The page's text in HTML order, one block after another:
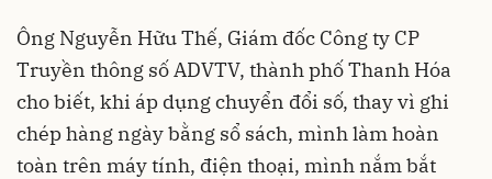
Ông Nguyễn Hữu Thế, Giám đốc Công ty CP
Truyền thông số ADVTV, thành phố Thanh Hóa
cho biết, khi áp dụng chuyển đổi số, thay vì ghi
chép hàng ngày bằng sổ sách, mình làm hoàn
toàn trên máy tính, điện thoại, mình nắm bắt